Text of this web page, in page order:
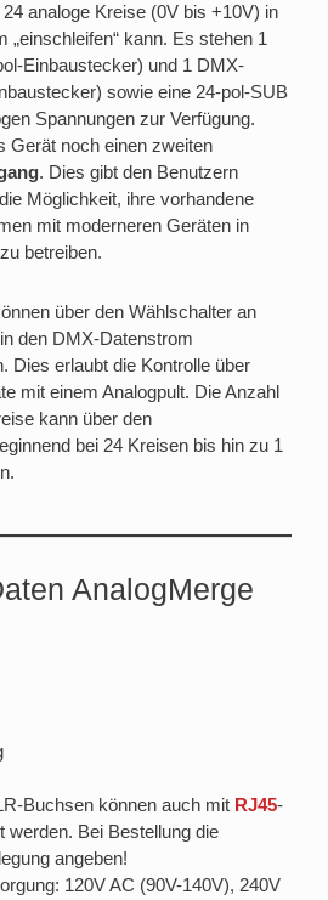
analoge Kreise (0V bis +10V) in
„einschleifen“ kann. Es stehen 1
Einbaustecker) und 1 DMX-
sowie eine 24-pol-SUB
Spannungen zur Verfügung.
Gerät noch einen zweiten
. Dies gibt den Benutzern
Möglichkeit, ihre vorhandene
mit moderneren Geräten in
betreiben.
über den Wählschalter an
den DMX-Datenstrom
Dies erlaubt die Kontrolle über
mit einem Analogpult. Die Anzahl
kann über den
bei 24 Kreisen bis hin zu 1
AnalogMerge
Buchsen können auch mit RJ45-
werden. Bei Bestellung die
angeben!
120V AC (90V-140V), 240V